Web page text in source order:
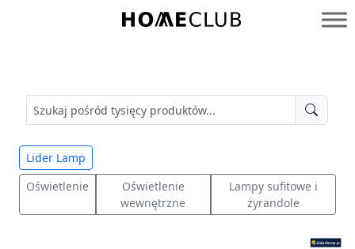
Homeclub
Lider Lamp
Oświetlenie
Oświetlenie
wewnętrzne
Lampy sufitowe i
żyrandole